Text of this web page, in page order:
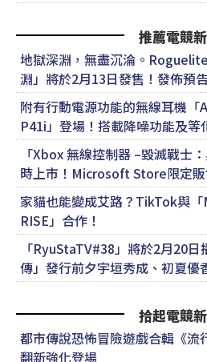
推薦電競
地獄深淵，無盡沉淪。
淵」將於2月13日發售！發佈預
附有行動電源功能的無線耳機
P41i」登場！搭載降噪功能及等
「Xbox 無線控制器 –毀滅戰士
時上市！Microsoft Store限定
家貓也能變成艾路？TikTok與
RISE」合作！
「RyuStaTV#38」將於2月20
傳」發行前夕宇垣秀成、初夏優
拾起電競
都市傳說恐怖冒險遊戲合輯《流
翻新強化登場